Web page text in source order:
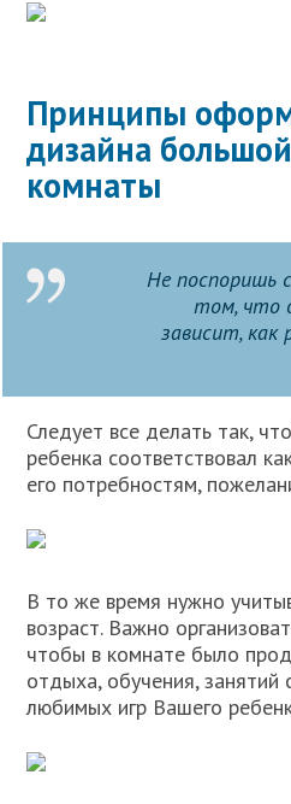
Принципы
дизайна
комнаты
Не поспоришь
том, что
зависит, как
Следует все делать так,
ребенка соответствовал
его потребностям,
В то же время нужно
возраст. Важно
чтобы в комнате было
отдыха, обучения, занятий
любимых игр Вашего